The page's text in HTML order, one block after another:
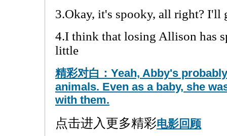
3.Okay, it's spooky, all right? I'll
4.I think that losing Allison has
little
精彩对白：Yeah, Abby's
animals. Even as a baby, she
with them.
点击进入更多精彩电影回顾